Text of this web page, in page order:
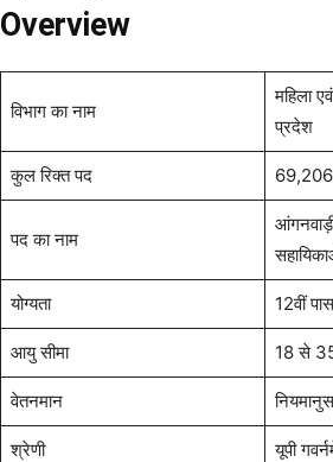
Overview
विभाग का नाम
महिला
प्रदेश
कुल रिक्त पद
पद का नाम
योग्यता 12वीं पास
आयु सीमा 18 से 35
वेतनमान
श्रेणी यूपी